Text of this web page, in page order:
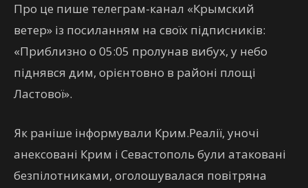
Про це пише телеграм-канал «Крымский
ветер» із посиланням на своїх підписників:
«Приблизно о 05:05 пролунав вибух, у небо
піднявся дим, орієнтовно в районі площі
Ластової».
Як раніше інформували Крим.Реалії, уночі
анексовані Крим і Севастополь були атаковані
безпілотниками, оголошувалася повітряна